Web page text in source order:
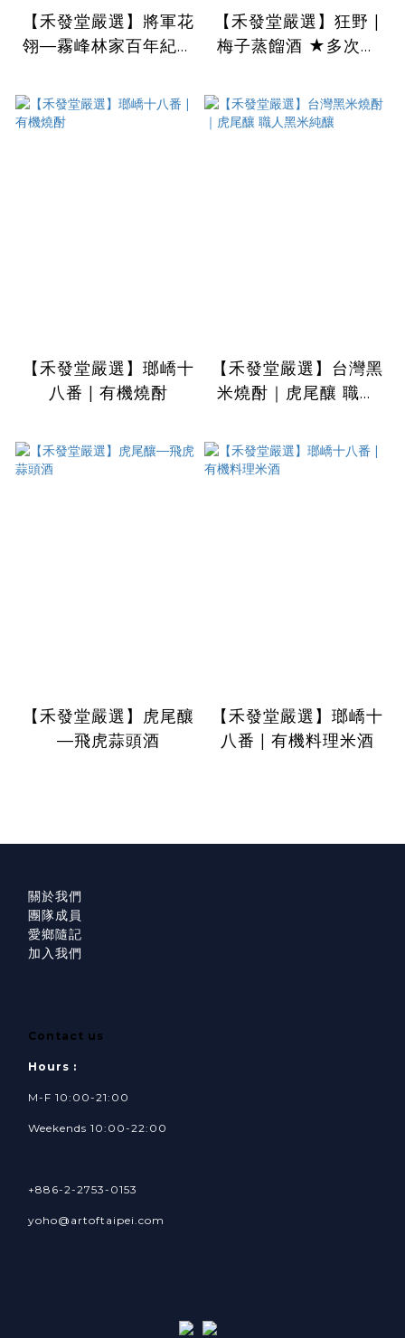
【禾發堂嚴選】將軍花
翎—霧峰林家百年紀念
【禾發堂嚴選】狂野 |
梅子蒸餾酒 ★多次世
【禾發堂嚴選】瑯嶠十
八番 | 有機燒酎
【禾發堂嚴選】台灣黑
米燒酎｜虎尾釀 職人
【禾發堂嚴選】虎尾釀
—飛虎蒜頭酒
【禾發堂嚴選】瑯嶠十
八番 | 有機料理米酒
關於我們
團隊成員
愛鄉隨記
加入我們
Contact us
Hours :
M-F 10:00-21:00
Weekends 10:00-22:00
+886-2-2753-0153
yoho@artoftaipei.com